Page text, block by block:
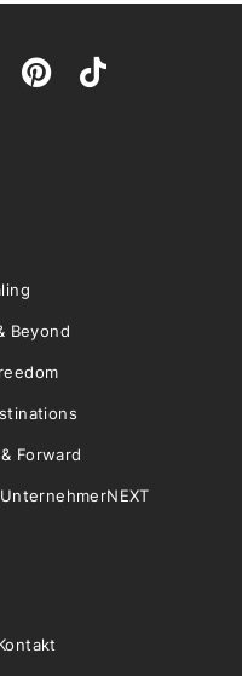
Beyond
Forward
UnternehmerNEXT